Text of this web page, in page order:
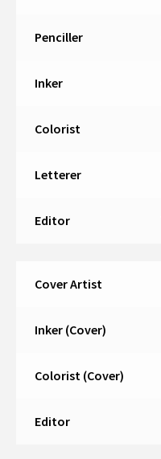
Penciller
Inker
Colorist
Letterer
Editor
Cover Artist
Inker (Cover)
Colorist (Cover)
Editor